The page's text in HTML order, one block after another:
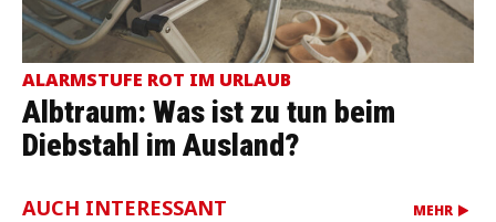
ALARMSTUFE ROT IM URLAUB
Albtraum: Was ist zu tun beim
Diebstahl im Ausland?
AUCH INTERESSANT MEHR